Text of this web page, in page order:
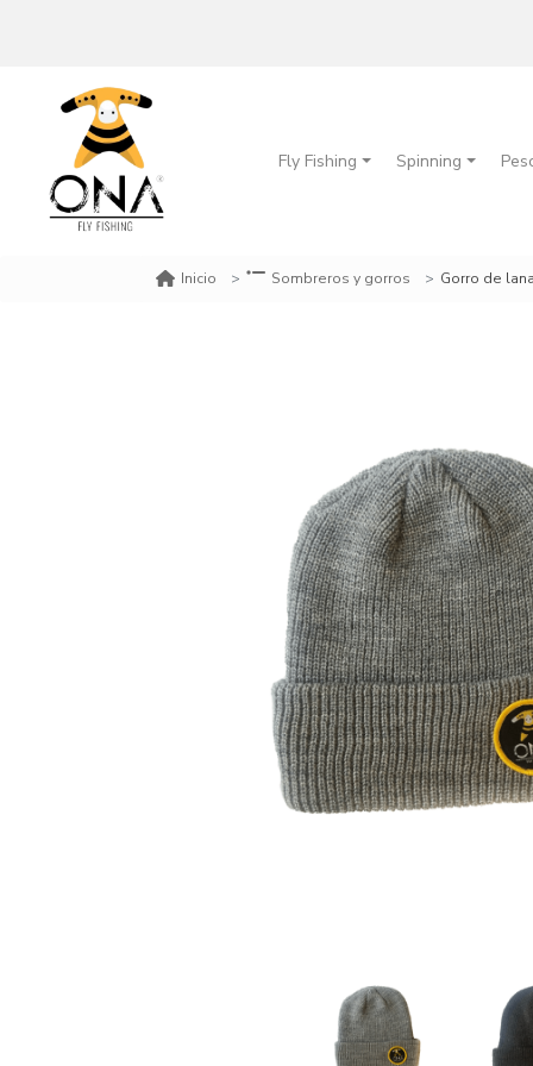
Fly Fishing Spinning
Inicio Sombreros y gorros Gorro de